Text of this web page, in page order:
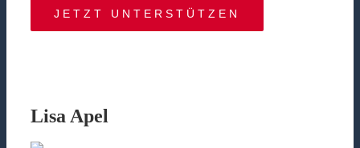
JETZT UNTERSTÜTZEN
Lisa Apel